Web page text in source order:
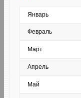
Январь
Февраль
Март
Апрель
Май